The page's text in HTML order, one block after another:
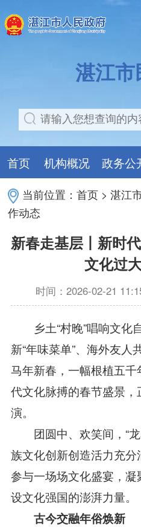
湛江
首页 机构概况 政务公
当前位置：首页 >湛江
作动态
新春走基层丨新时
文化过
时间：2026-02-21
乡土“村晚”唱响文化
新“年味菜单”、海外友
马年新春，一幅根植五
代文化脉搏的春节盛景
演。
团圆中、欢笑间，“龙
族文化创新创造活力充分
参与一场场文化盛宴，
设文化强国的澎湃力量。
古今交融年俗焕新